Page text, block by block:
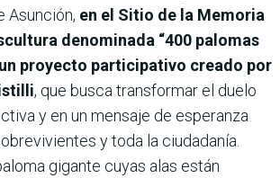
Asunción, en el Sitio de la Memoria
denominada “400 palomas
proyecto participativo creado por
, que busca transformar el duelo
y en un mensaje de esperanza
y toda la ciudadanía.
gigante cuyas alas están